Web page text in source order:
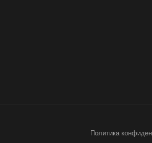
Политика